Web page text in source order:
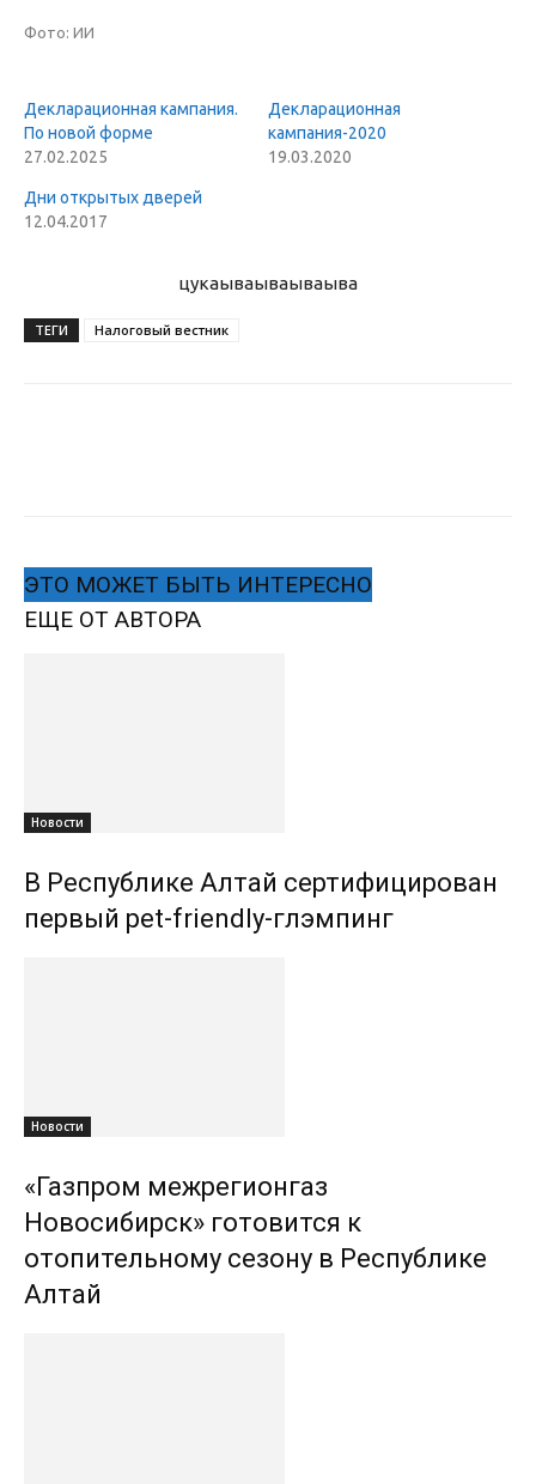
Фото: ИИ
Декларационная кампания.
По новой форме
27.02.2025
Декларационная
кампания-2020
19.03.2020
Дни открытых дверей
12.04.2017
цукаываываываыва
ТЕГИ Налоговый вестник
ЭТО МОЖЕТ БЫТЬ ИНТЕРЕСНО
ЕЩЕ ОТ АВТОРА
Новости
В Республике Алтай сертифицирован
первый pet-friendly-глэмпинг
Новости
«Газпром межрегионгаз
Новосибирск» готовится к
отопительному сезону в Республике
Алтай